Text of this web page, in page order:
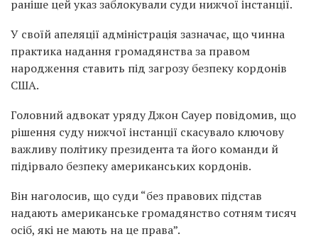
раніше цей указ заблокували суди нижчої інстанції.
У своїй апеляції адміністрація зазначає, що чинна
практика надання громадянства за правом
народження ставить під загрозу безпеку кордонів
США.
Головний адвокат уряду Джон Сауер повідомив, що
рішення суду нижчої інстанції скасувало ключову
важливу політику президента та його команди й
підірвало безпеку американських кордонів.
Він наголосив, що суди “без правових підстав
надають американське громадянство сотням тисяч
осіб, які не мають на це права”.